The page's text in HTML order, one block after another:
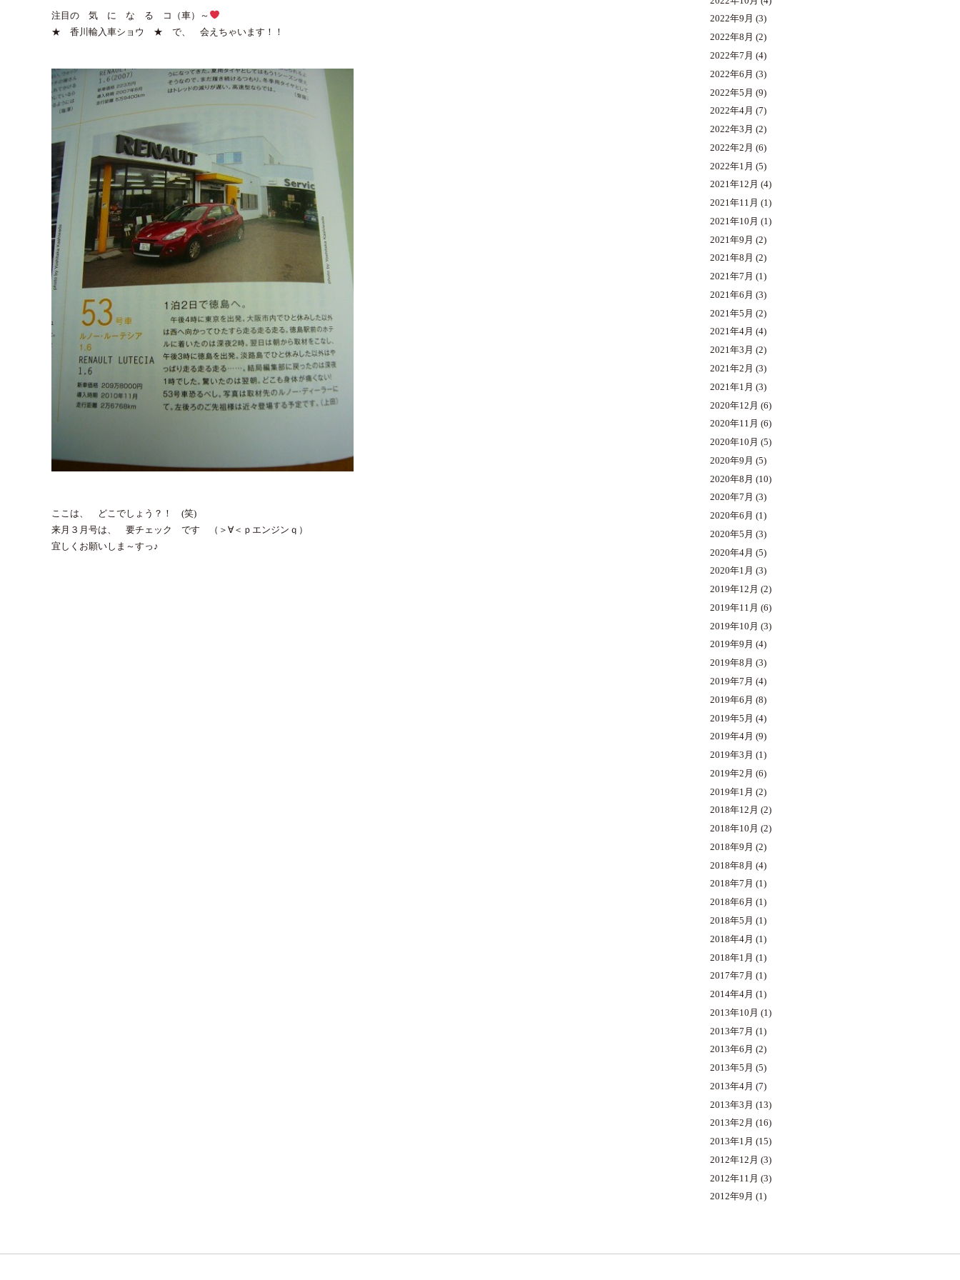
注目の 気 に な る コ（車）～
★ 香川輸入車ショウ ★ で、 会えちゃいます！！
ここは、 どこでしょう？！ (笑)
来月３月号は、 要チェック です （＞∀＜ｐエンジンｑ）
宜しくお願いしま～すっ♪
2022年9月 (3)
2022年8月 (2)
2022年7月 (4)
2022年6月 (3)
2022年5月 (9)
2022年4月 (7)
2022年3月 (2)
2022年2月 (6)
2022年1月 (5)
2021年12月 (4)
2021年11月 (1)
2021年10月 (1)
2021年9月 (2)
2021年8月 (2)
2021年7月 (1)
2021年6月 (3)
2021年5月 (2)
2021年4月 (4)
2021年3月 (2)
2021年2月 (3)
2021年1月 (3)
2020年12月 (6)
2020年11月 (6)
2020年10月 (5)
2020年9月 (5)
2020年8月 (10)
2020年7月 (3)
2020年6月 (1)
2020年5月 (3)
2020年4月 (5)
2020年1月 (3)
2019年12月 (2)
2019年11月 (6)
2019年10月 (3)
2019年9月 (4)
2019年8月 (3)
2019年7月 (4)
2019年6月 (8)
2019年5月 (4)
2019年4月 (9)
2019年3月 (1)
2019年2月 (6)
2019年1月 (2)
2018年12月 (2)
2018年10月 (2)
2018年9月 (2)
2018年8月 (4)
2018年7月 (1)
2018年6月 (1)
2018年5月 (1)
2018年4月 (1)
2018年1月 (1)
2017年7月 (1)
2014年4月 (1)
2013年10月 (1)
2013年7月 (1)
2013年6月 (2)
2013年5月 (5)
2013年4月 (7)
2013年3月 (13)
2013年2月 (16)
2013年1月 (15)
2012年12月 (3)
2012年11月 (3)
2012年9月 (1)